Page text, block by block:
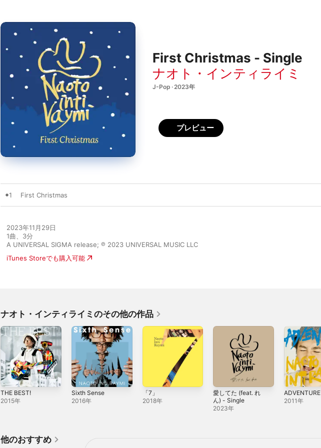
First Christmas - Single
ナオト・インティライミ
J-Pop · 2023年
プレビュー
1 First Christmas
2023年11月29日
1曲、3分
A UNIVERSAL SIGMA release; ℗ 2023 UNIVERSAL MUSIC LLC
iTunes Storeでも購入可能
ナオト・インティライミのその他の作品
THE BEST!
2015年
Sixth Sense
2016年
「7」
2018年
愛してた (feat. れ
ん) - Single
2023年
ADVENTURE
2011年
他のおすすめ